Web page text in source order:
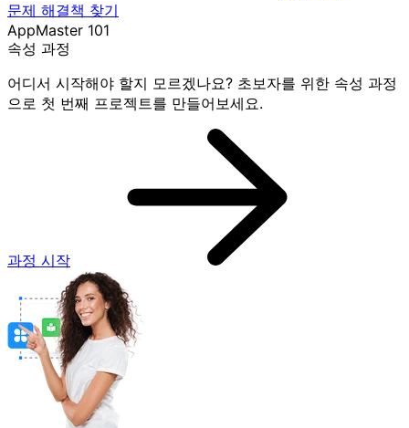
문제 해결책 찾기
AppMaster 101
속성 과정
어디서 시작해야 할지 모르겠나요? 초보자를 위한 속성 과정
으로 첫 번째 프로젝트를 만들어보세요.
과정 시작